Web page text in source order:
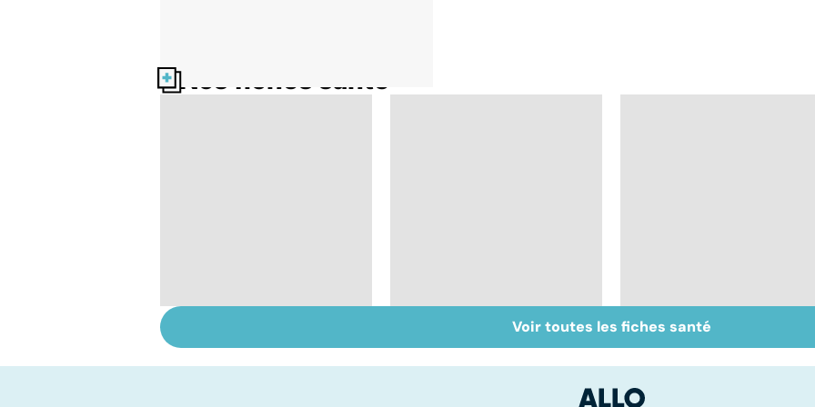
Nos fiches santé
oligo-élément vital
Intestin irritable : le
régime FODMAP, une
Alimentation :
mangeons-nous trop
Voir toutes les fiches santé